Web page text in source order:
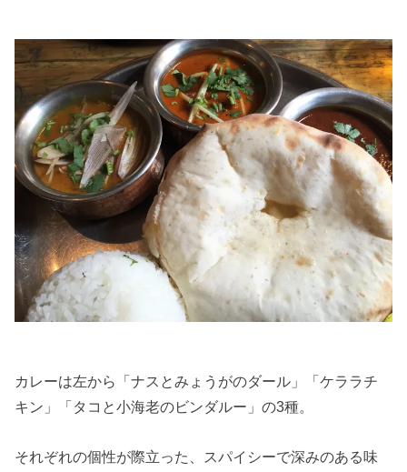
カレーは左から「ナスとみょうがのダール」「ケララチ
キン」「タコと小海老のビンダルー」の3種。
それぞれの個性が際立った、スパイシーで深みのある味